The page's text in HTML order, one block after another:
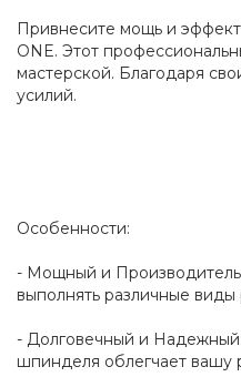
Привнесите мощь и
ONE. Этот
мастерской. Благодаря
усилий.
Особенности:
- Мощный и
выполнять различные виды
- Долговечный и
шпинделя облегчает вашу